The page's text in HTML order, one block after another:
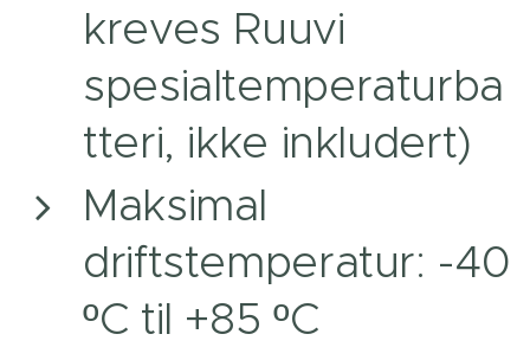
kreves Ruuvi
spesialtemperaturba
tteri, ikke inkludert)
Maksimal
driftstemperatur: -40
ºC til +85 ºC